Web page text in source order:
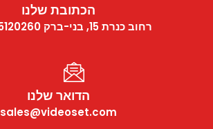
הכתובת שלנו
רחוב כנרת 15, בני-ברק 5120260 ישראל
הדואר שלנו
sales@videoset.com